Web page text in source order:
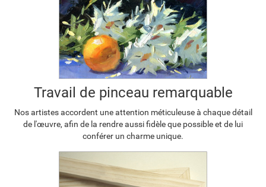
Travail de pinceau remarquable
Nos artistes accordent une attention méticuleuse à chaque détail
de l'œuvre, afin de la rendre aussi fidèle que possible et de lui
conférer un charme unique.